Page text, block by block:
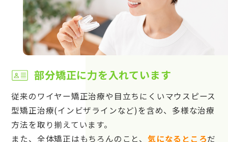
部分矯正に力を入れています
従来のワイヤー矯正治療や目立ちにくいマウスピース
型矯正治療(インビザラインなど)を含め、多様な治療
方法を取り揃えています。
また、全体矯正はもちろんのこと、 気になるところだ